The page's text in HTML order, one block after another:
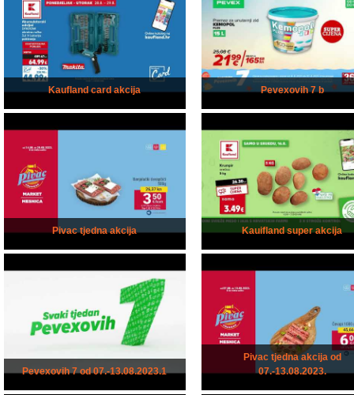
Kaufland card akcija Pevexovih 7 b
Pivac tjedna akcija Kauifland super akcija
Pevexovih 7 od 07.-13.08.2023.1
Pivac tjedna akcija od
07.-13.08.2023.